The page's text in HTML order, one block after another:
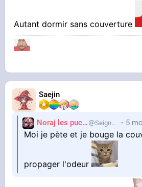
La sacro-sainte technique de
de la couette, on la connait
Autant dormir sans couverture
Saejin
Noraj les pucix SeigneurCooler 5
Moi je pète et je bouge la
propager l'odeur